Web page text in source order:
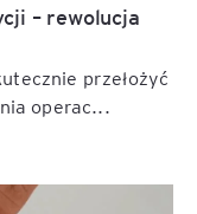
– rewolucja
przełożyć
operac...